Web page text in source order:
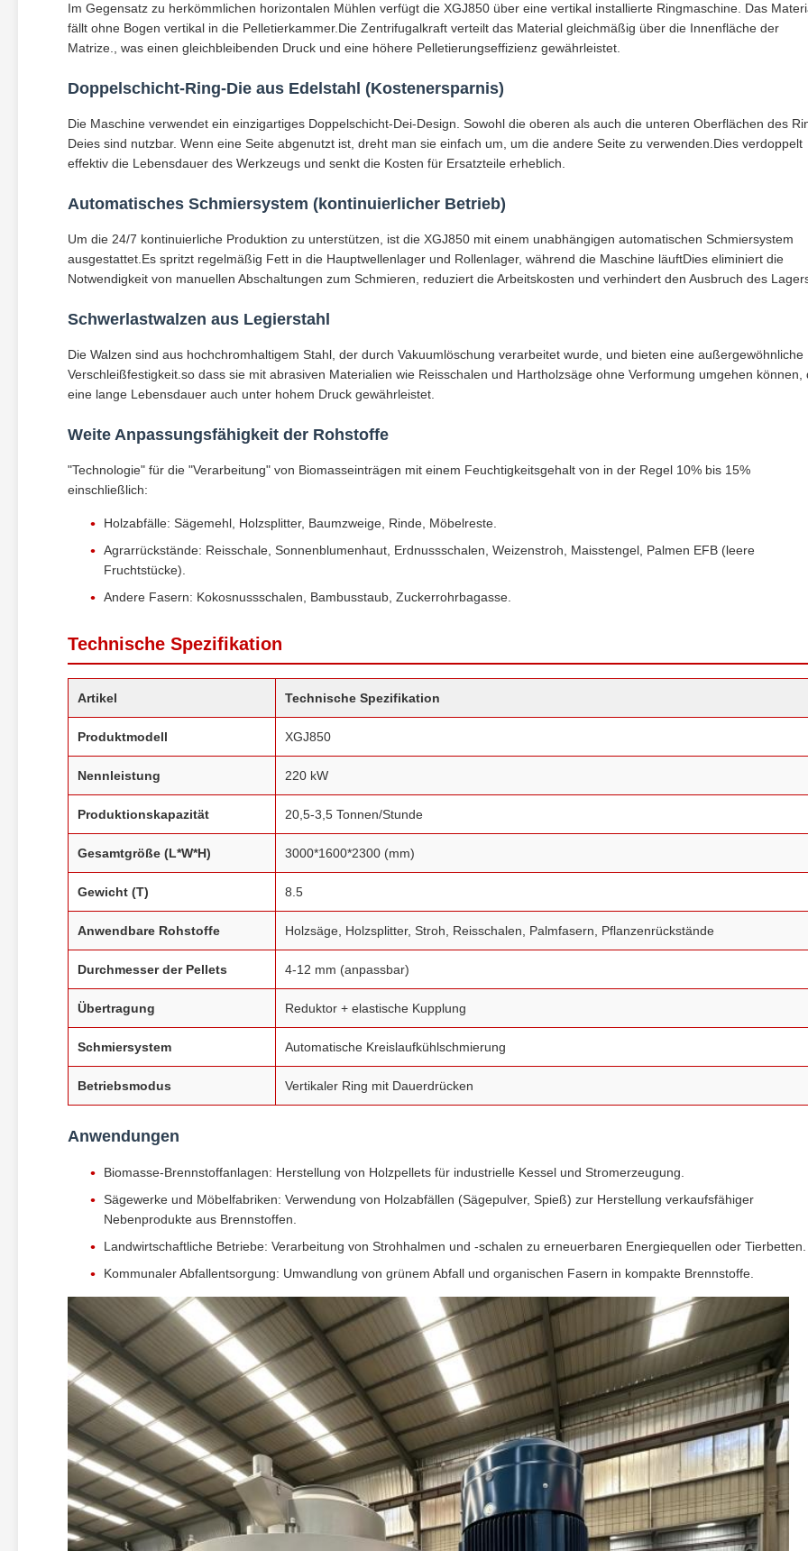
Im Gegensatz zu herkömmlichen horizontalen Mühlen verfügt die XGJ850 über eine vertikal installierte Ringmaschine. Das
fällt ohne Bogen vertikal in die Pelletierkammer.Die Zentrifugalkraft verteilt das Material gleichmäßig über die Innenfläche der
Matrize., was einen gleichbleibenden Druck und eine höhere Pelletierungseffizienz gewährleistet.
Doppelschicht-Ring-Die aus Edelstahl (Kostenersparnis)
Die Maschine verwendet ein einzigartiges Doppelschicht-Dei-Design. Sowohl die oberen als auch die unteren Oberflächen des
Deies sind nutzbar. Wenn eine Seite abgenutzt ist, dreht man sie einfach um, um die andere Seite zu verwenden.Dies verdoppelt
effektiv die Lebensdauer des Werkzeugs und senkt die Kosten für Ersatzteile erheblich.
Automatisches Schmiersystem (kontinuierlicher Betrieb)
Um die 24/7 kontinuierliche Produktion zu unterstützen, ist die XGJ850 mit einem unabhängigen automatischen Schmiersystem
ausgestattet.Es spritzt regelmäßig Fett in die Hauptwellenlager und Rollenlager, während die Maschine läuftDies eliminiert die
Notwendigkeit von manuellen Abschaltungen zum Schmieren, reduziert die Arbeitskosten und verhindert den Ausbruch des
Schwerlastwalzen aus Legierstahl
Die Walzen sind aus hochchromhaltigem Stahl, der durch Vakuumlöschung verarbeitet wurde, und bieten eine außergewöhnliche
Verschleißfestigkeit.so dass sie mit abrasiven Materialien wie Reisschalen und Hartholzsäge ohne Verformung umgehen können,
eine lange Lebensdauer auch unter hohem Druck gewährleistet.
Weite Anpassungsfähigkeit der Rohstoffe
"Technologie" für die "Verarbeitung" von Biomasseinträgen mit einem Feuchtigkeitsgehalt von in der Regel 10% bis 15%
einschließlich:
Holzabfälle: Sägemehl, Holzsplitter, Baumzweige, Rinde, Möbelreste.
Agrarrückstände: Reisschale, Sonnenblumenhaut, Erdnussschalen, Weizenstroh, Maisstengel, Palmen EFB (leere
Fruchtstücke).
Andere Fasern: Kokosnussschalen, Bambusstaub, Zuckerrohrbagasse.
Technische Spezifikation
Artikel Technische Spezifikation
Produktmodell XGJ850
Nennleistung 220 kW
Produktionskapazität 20,5-3,5 Tonnen/Stunde
Gesamtgröße (L*W*H) 3000*1600*2300 (mm)
Gewicht (T) 8.5
Anwendbare Rohstoffe Holzsäge, Holzsplitter, Stroh, Reisschalen, Palmfasern, Pflanzenrückstände
Durchmesser der Pellets 4-12 mm (anpassbar)
Übertragung Reduktor + elastische Kupplung
Schmiersystem Automatische Kreislaufkühlschmierung
Betriebsmodus Vertikaler Ring mit Dauerdrücken
Anwendungen
Biomasse-Brennstoffanlagen: Herstellung von Holzpellets für industrielle Kessel und Stromerzeugung.
Sägewerke und Möbelfabriken: Verwendung von Holzabfällen (Sägepulver, Spieß) zur Herstellung verkaufsfähiger
Nebenprodukte aus Brennstoffen.
Landwirtschaftliche Betriebe: Verarbeitung von Strohhalmen und -schalen zu erneuerbaren Energiequellen oder Tierbetten.
Kommunaler Abfallentsorgung: Umwandlung von grünem Abfall und organischen Fasern in kompakte Brennstoffe.